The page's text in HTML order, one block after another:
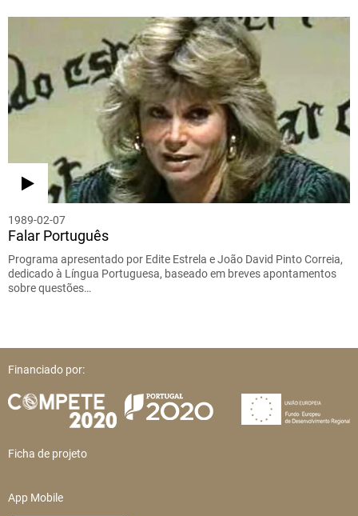
1989-02-07
Falar Português
Programa apresentado por Edite Estrela e João David Pinto Correia,
dedicado à Língua Portuguesa, baseado em breves apontamentos
sobre questões…
Financiado por:
Ficha de projeto
App Mobile